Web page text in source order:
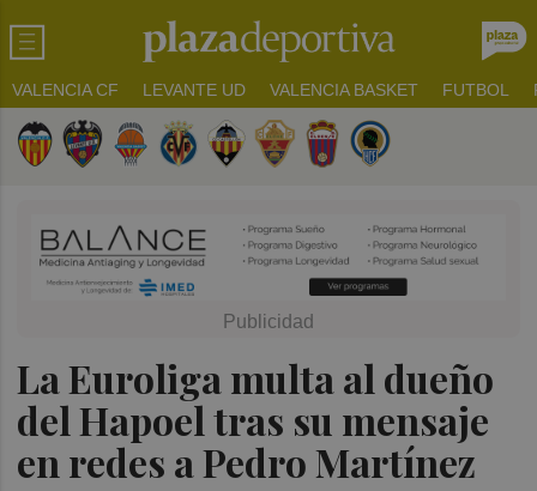
VALENCIA CF LEVANTE UD VALENCIA BASKET FUTBOL
La Euroliga multa al dueño
del Hapoel tras su mensaje
en redes a Pedro Martínez